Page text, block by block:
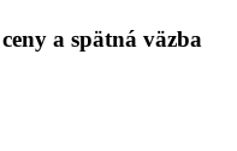
a spätná väzba